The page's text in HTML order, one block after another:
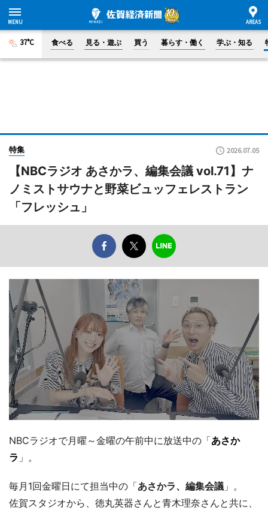
37°C 食べる 見る・遊ぶ 買う 暮らす・働く 学ぶ・知る
特集 2026.07.05
【NBCラジオ あさかラ、編集会議 vol.71】ナ
ノミストサウナと野菜ビュッフェレストラン
「フレッシュ」
NBCラジオで月曜～金曜の午前中に放送中の「あさか
ラ 」。
毎月1回金曜日にて担当中の「あさかラ、編集会議 」。
佐賀スタジオから、徳丸英器さんと青木理奈さんと共に、